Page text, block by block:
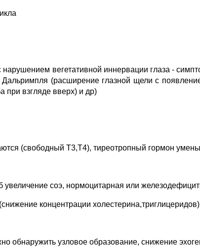
вегетативной иннервации глаза -
Дальримпля (расширение глазной щели с
при взгляде вверх) и др)
(свободный Т3,Т4), тиреотропный гормон
увеличение соэ, нормоцитарная или
концентрации холестерина,триглицеридов)
обнаружить узловое образование, снижение